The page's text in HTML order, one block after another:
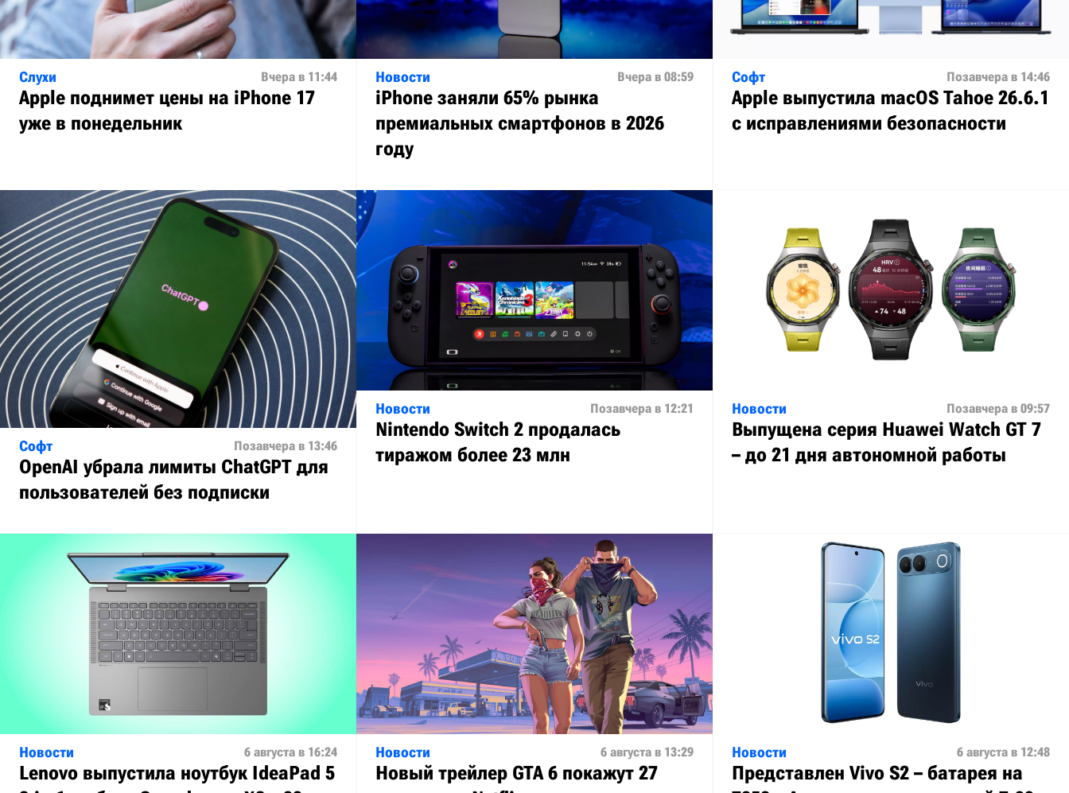
Слухи Вчера в 11:44
Apple поднимет цены на iPhone 17
уже в понедельник
Новости Вчера в 08:59
iPhone заняли 65% рынка
премиальных смартфонов в 2026
году
Софт Позавчера в 14:46
Apple выпустила macOS Tahoe 26.6.1
с исправлениями безопасности
Софт Позавчера в 13:46
OpenAI убрала лимиты ChatGPT для
пользователей без подписки
Новости Позавчера в 12:21
Nintendo Switch 2 продалась
тиражом более 23 млн
Новости Позавчера в 09:57
Выпущена серия Huawei Watch GT 7
– до 21 дня автономной работы
Новости 6 августа в 16:24
Lenovo выпустила ноутбук IdeaPad 5
Новости 6 августа в 13:29
Новый трейлер GTA 6 покажут 27
Новости 6 августа в 12:48
Представлен Vivo S2 – батарея на